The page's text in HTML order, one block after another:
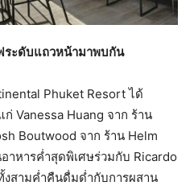
ฟระดับแถวหน้ามาพบกัน
Phuket Resort ได้
Vanessa Huang จาก ร้าน
Boutwood จาก ร้าน Helm
าหารค่ำสุดพิเศษร่วมกับ Ricardo
งสามค่ำคืนดื่มด่ำกับการผสาน